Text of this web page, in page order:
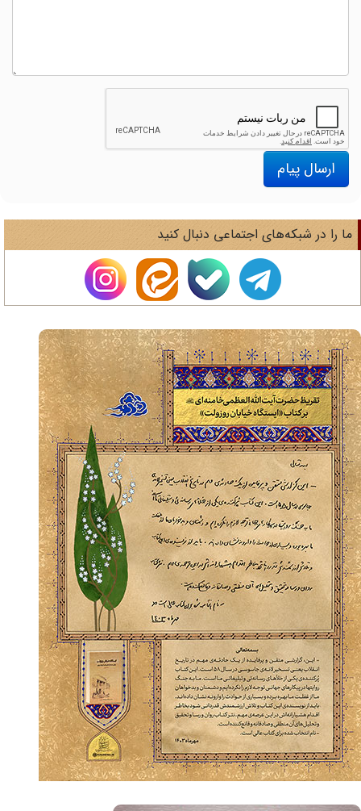
ارسال پیام
را در شبکه‌های اجتماعی دنبال کنید